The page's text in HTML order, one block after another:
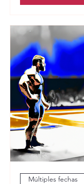
Múltiples fechas